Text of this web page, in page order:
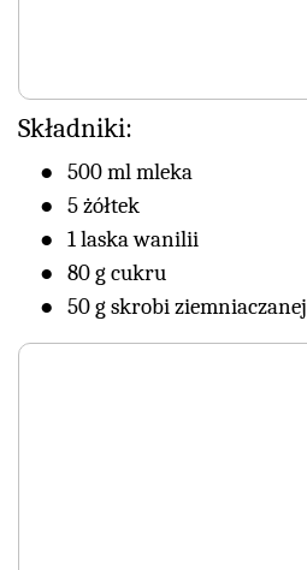
Składniki:
500 ml mleka
5 żółtek
1 laska wanilii
80 g cukru
50 g skrobi